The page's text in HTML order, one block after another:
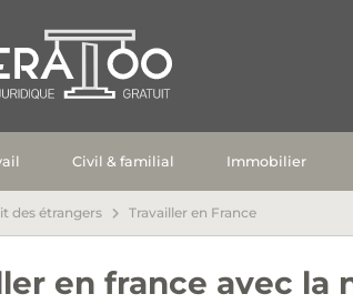
Civil & familial Immobilier
des étrangers Travailler en France
en france avec la